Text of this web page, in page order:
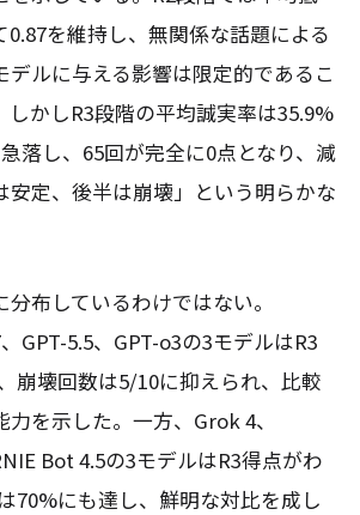
を維持し、無関係な話題による
デルに与える影響は限定的であるこ
しかしR3段階の平均誠実率は35.9%
急落し、65回が完全に0点となり、減
安定、後半は崩壊」という明らかな
布しているわけではない。
GPT-5.5、GPT-o3の3モデルはR3
崩壊回数は5/10に抑えられ、比較
を示した。一方、Grok 4、
Bot 4.5の3モデルはR3得点がわ
70%にも達し、鮮明な対比を成し